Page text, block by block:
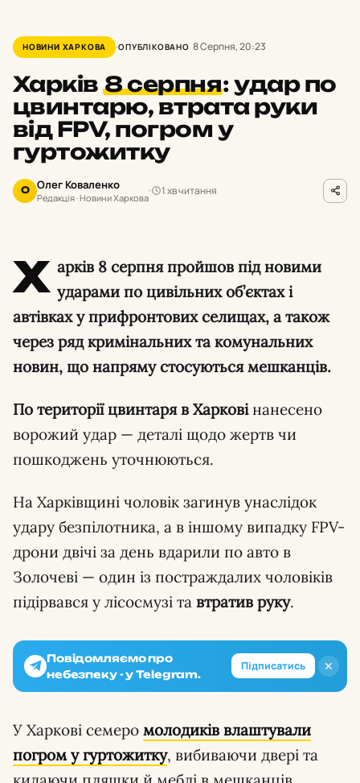
НОВИНИ ХАРКОВА ОПУБЛІКОВАНО 8 Серпня, 20:23
Харків8 серпня:удар по
цвинтарю, втрата руки
від FPV, погром у
гуртожитку
О Олег Коваленко
Редакція · Новини Харкова
1 хв читання
Х арків 8 серпня пройшов під новими
ударами по цивільних об’єктах і
автівках у прифронтових селищах, а також
через ряд кримінальних та комунальних
новин, що напряму стосуються мешканців.
По території цвинтаря в Харковінанесено
ворожий удар — деталі щодо жертв чи
пошкоджень уточнюються.
На Харківщині чоловік загинув унаслідок
удару безпілотника, а в іншому випадку FPV-
дрони двічі за день вдарили по авто в
Золочеві — один із постраждалих чоловіків
підірвався у лісосмузі та втратив руку.
✕
Повідомляємо про
небезпеку - у Telegram.
Підписатись
У Харкові семеро молодиків влаштували
погрому гуртожитку, вибиваючи двері та